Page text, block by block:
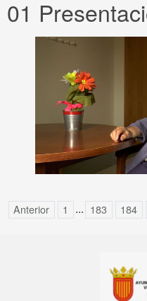
01
Anterior 1 ... 183 184